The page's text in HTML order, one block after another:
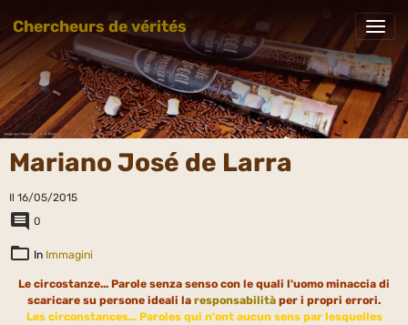
Chercheurs de vérités
Mariano José de Larra
Il 16/05/2015
0
In Immagini
Le circostanze... Parole senza senso con le quali l'uomo minaccia di
scaricare su persone ideali la responsabilità per i propri errori.
Les circonstances... Paroles qui n'ont aucun sens par lesquelles